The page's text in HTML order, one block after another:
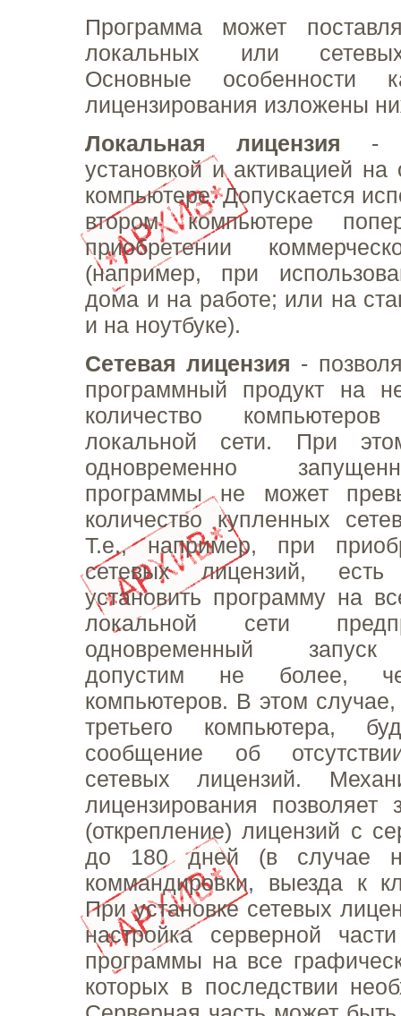
Программа может
локальных или
Основные особенности
лицензирования изложены
Локальная лицензия -
установкой и активацией
компьютере. Допускается
втором компьютере
приобретении
(например, при
дома и на работе; или на
и на ноутбуке).
Сетевая лицензия -
программный продукт на
количество
локальной сети. При
одновременно
программы не может
количество купленных
Т.е., например, при
сетевых лицензий, есть
установить программу на
локальной сети
одновременный
допустим не более,
компьютеров. В этом
третьего компьютера,
сообщение об
сетевых лицензий.
лицензирования позволяет
(открепление) лицензий с
до 180 дней (в случае
коммандировки, выезда к
При установке сетевых
настройка серверной
программы на все
которых в последствии